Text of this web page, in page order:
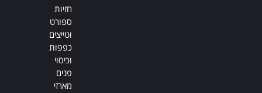
חזיות
ספורט
וטייצים
כפפות
וכיסוי
פנים
מארזי